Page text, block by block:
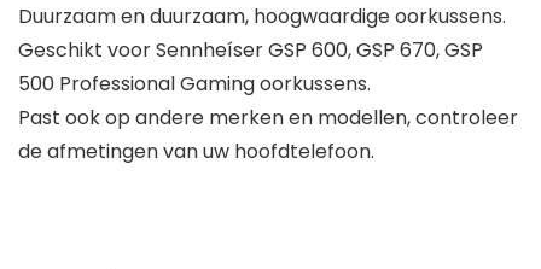
Duurzaam en duurzaam, hoogwaardige oorkussens.
Geschikt voor Sennheíser GSP 600, GSP 670, GSP
500 Professional Gaming oorkussens.
Past ook op andere merken en modellen, controleer
de afmetingen van uw hoofdtelefoon.